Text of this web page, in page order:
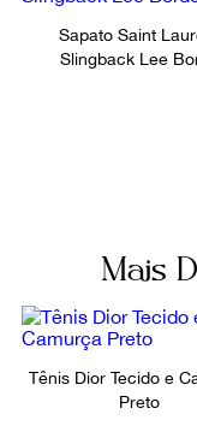
Sapato Saint
Slingback Lee
Mais
Tênis Dior Tecido e
Preto